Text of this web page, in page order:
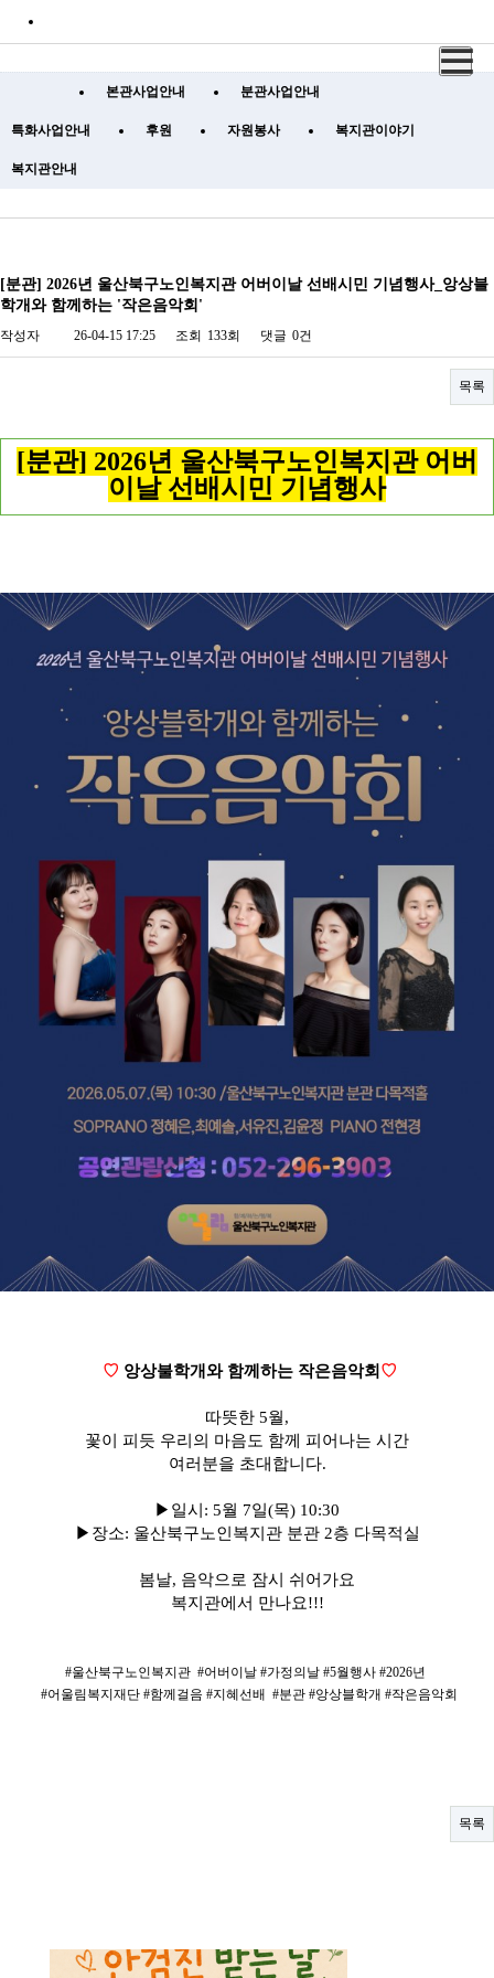
본관사업안내 분관사업안내
특화사업안내 후원 자원봉사 복지관이야기
복지관안내
[분관] 2026년 울산북구노인복지관 어버이날 선배시민 기념행사_앙상블
학개와 함께하는 '작은음악회'
작성자 26-04-15 17:25 조회 133회 댓글 0건
목록
[분관] 2026년 울산북구노인복지관 어버
이날 선배시민 기념행사
♡ 앙상불학개와 함께하는 작은음악회 ♡
따뜻한 5월,
꽃이 피듯 우리의 마음도 함께 피어나는 시간
여러분을 초대합니다.
▶일시: 5월 7일(목) 10:30
▶장소: 울산북구노인복지관 분관 2층 다목적실
봄날, 음악으로 잠시 쉬어가요
복지관에서 만나요!!!
#울산북구노인복지관 #어버이날 #가정의날 #5월행사 #2026년
#어울림복지재단 #함께걸음 #지혜선배 #분관 #앙상블학개 #작은음악회
목록